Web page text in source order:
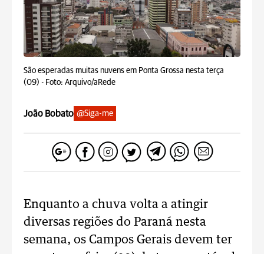
São esperadas muitas nuvens em Ponta Grossa nesta terça
(09) - Foto: Arquivo/aRede
João Bobato @Siga-me
Enquanto a chuva volta a atingir
diversas regiões do Paraná nesta
semana, os Campos Gerais devem ter